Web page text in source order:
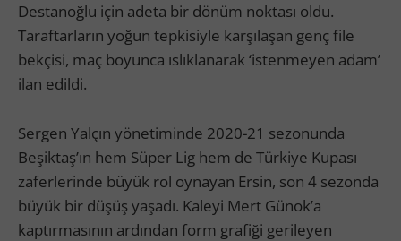
Destanoğlu için adeta bir dönüm noktası oldu.
Taraftarların yoğun tepkisiyle karşılaşan genç file
bekçisi, maç boyunca ıslıklanarak ‘istenmeyen adam’
ilan edildi.
Sergen Yalçın yönetiminde 2020-21 sezonunda
Beşiktaş’ın hem Süper Lig hem de Türkiye Kupası
zaferlerinde büyük rol oynayan Ersin, son 4 sezonda
büyük bir düşüş yaşadı. Kaleyi Mert Günok’a
kaptırmasının ardından form grafiği gerileyen